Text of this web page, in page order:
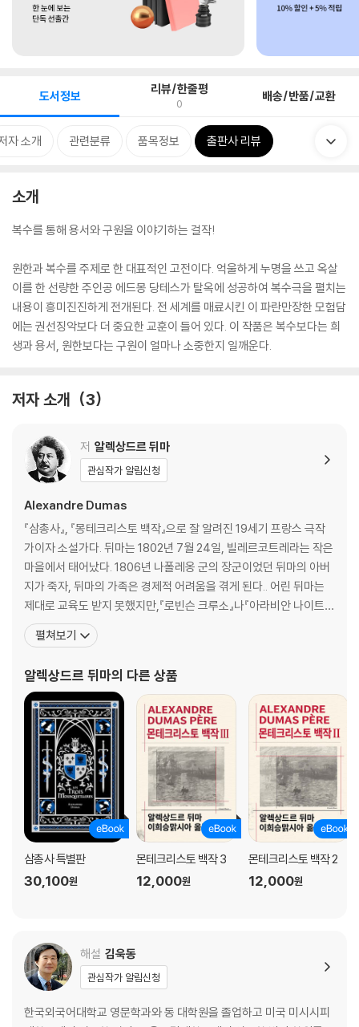
도서정보 리뷰/한줄평
0 배송/반품/교환
자 소개 관련분류 품목정보 출판사 리뷰
소개
복수를 통해 용서와 구원을 이야기하는 걸작!
원한과 복수를 주제로 한 대표적인 고전이다. 억울하게 누명을 쓰고 옥살
이를 한 선량한 주인공 에드몽 당테스가 탈옥에 성공하여 복수극을 펼치는
내용이 흥미진진하게 전개된다. 전 세계를 매료시킨 이 파란만장한 모험담
에는 권선징악보다 더 중요한 교훈이 들어 있다. 이 작품은 복수보다는 희
생과 용서, 원한보다는 구원이 얼마나 소중한지 일깨운다.
저자 소개 3
저 알렉상드르 뒤마
관심작가 알림신청
Alexandre Dumas
『삼총사』, 『몽테크리스토 백작』으로 잘 알려진 19세기 프랑스 극작
가이자 소설가다. 뒤마는 1802년 7월 24일, 빌레르코트레라는 작은
마을에서 태어났다. 1806년 나폴레옹 군의 장군이었던 뒤마의 아버
지가 죽자, 뒤마의 가족은 경제적 어려움을 겪게 된다.. 어린 뒤마는
제대로 교육도 받지 못했지만,『로빈슨 크루소』나『아라비안 나이트』
와 같은 작품을 읽으며 읽고 쓰는 능력을 길러나갔다. 성인이 된 뒤마
는 생계를 꾸려나가기 위해 파리로 간다. 파리에서 그는 1823년 오를
되지만 곧 연극계로 뛰어들었다. 1
펼쳐보기
알렉상드르 뒤마의 다른 상품
삼총사 특별판
30,100원
몬테크리스토 백작 3
12,000원
몬테크리스토 백작 2
12,000원
해설 김욱동
관심작가 알림신청
한국외국어대학교 영문학과와 동 대학원을 졸업하고 미국 미시시피